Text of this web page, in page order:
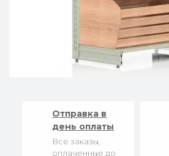
Отправка в
день оплаты
Все заказы,
оплаченные до